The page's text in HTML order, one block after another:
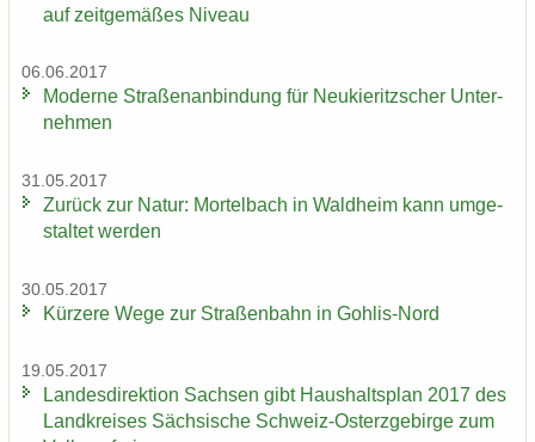
auf zeit­ge­mä­ßes Ni­veau
06.06.2017
Mo­der­ne Stra­ßen­an­bin­dung für Neu­kie­ritz­scher Un­ter­
neh­men
31.05.2017
Zu­rück zur Natur: Mor­tel­bach in Wald­heim kann um­ge­
stal­tet wer­den
30.05.2017
Kür­ze­re Wege zur Stra­ßen­bahn in Gohlis-​Nord
19.05.2017
Lan­des­di­rek­ti­on Sach­sen gibt Haus­halts­plan 2017 des
Land­krei­ses Säch­si­sche Schweiz-​Osterzgebirge zum